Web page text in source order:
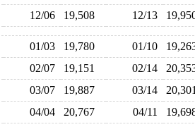
12/06 19,508 12/13
01/03 19,780 01/10
02/07 19,151 02/14
03/07 19,887 03/14
04/04 20,767 04/11